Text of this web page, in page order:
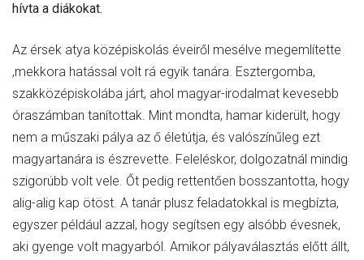
hívta a diákokat.
Az érsek atya középiskolás éveiről mesélve megemlítette
,mekkora hatással volt rá egyik tanára. Esztergomba,
szakközépiskolába járt, ahol magyar-irodalmat kevesebb
óraszámban tanítottak. Mint mondta, hamar kiderült, hogy
nem a műszaki pálya az ő életútja, és valószínűleg ezt
magyartanára is észrevette. Feleléskor, dolgozatnál mindig
szigorúbb volt vele. Őt pedig rettentően bosszantotta, hogy
alig-alig kap ötöst. A tanár plusz feladatokkal is megbízta,
egyszer például azzal, hogy segítsen egy alsóbb évesnek,
aki gyenge volt magyarból. Amikor pályaválasztás előtt állt,